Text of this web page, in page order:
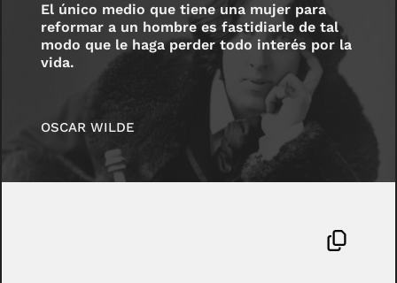
El único medio que tiene una mujer para
reformar a un hombre es fastidiarle de tal
modo que le haga perder todo interés por la
vida.
OSCAR WILDE